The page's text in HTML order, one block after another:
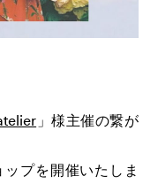
」様主催の繋が
プを開催いたしま